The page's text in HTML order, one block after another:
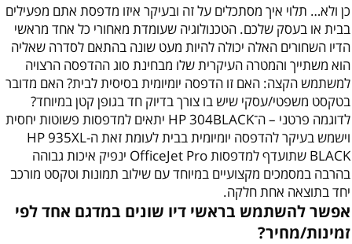
כן ולא… תלוי איך מסתכלים על זה ובעיקר איזו מדפסת אתם מפעילים
בבית או בעסק שלכם. הטכנולוגיה שעומדת מאחורי כל אחד מראשי
הדיו השחורים האלה יכולה להיות מעט שונה בהתאם לסדרה שאליה
הוא משתייך והמטרה העיקרית שלו מבחינת סוג ההדפסה הרצויה
למשתמש הקצה: האם זו הדפסה יומיומית בסיסית לבית? האם מדובר
בטקסט משפטי/עסקי שיש בו צורך בדיוק חד בגופן קטן במיוחד?
לדוגמה פרטני – ה־HP 304BLACK יתאים למדפסות פשוטות יחסית
וישמש בעיקר להדפסה יומיומית בבית לעומת זאת ה-HP 935XL
BLACK שתועדף למדפסות OfficeJet Pro ינפיק איכות גבוהה
בהרבה במסמכים מקצועיים במיוחד עם שילוב תמונות וטקסט מורכב
יחד בתוצאה אחת חלקה.
אפשר להשתמש בראשי דיו שונים במדגם אחד לפי
זמינות/מחיר?